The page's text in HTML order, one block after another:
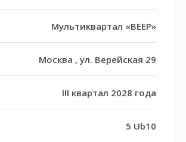
Мультиквартал «ВЕЕР»
Москва , ул. Верейская 29
III квартал 2028 года
5 Ub10